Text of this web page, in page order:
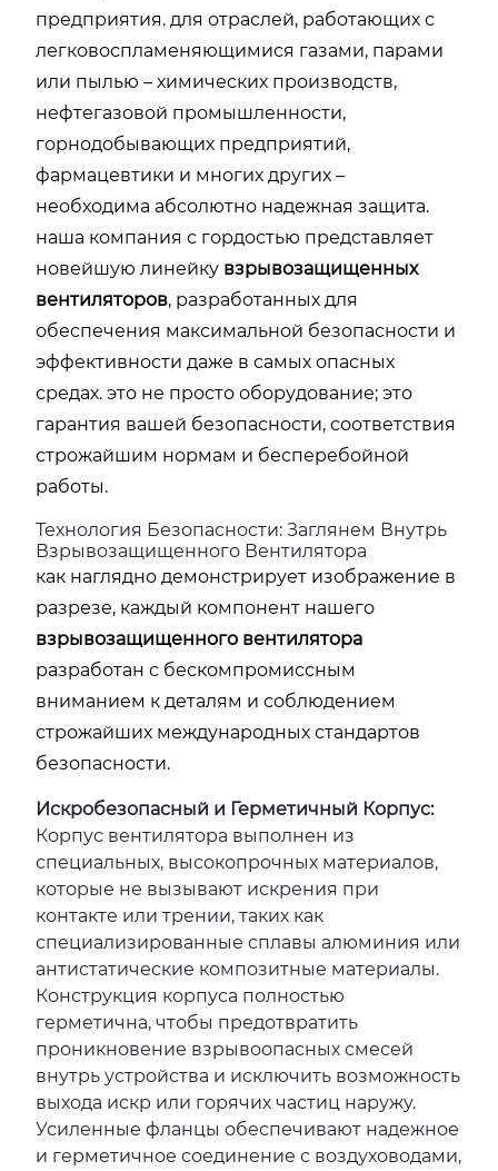
предприятия. для отраслей, работающих с
легковоспламеняющимися газами, парами
или пылью – химических производств,
нефтегазовой промышленности,
горнодобывающих предприятий,
фармацевтики и многих других –
необходима абсолютно надежная защита.
наша компания с гордостью представляет
новейшую линейку взрывозащищенных
вентиляторов, разработанных для
обеспечения максимальной безопасности и
эффективности даже в самых опасных
средах. это не просто оборудование; это
гарантия вашей безопасности, соответствия
строжайшим нормам и бесперебойной
работы.
Технология Безопасности: Заглянем Внутрь
Взрывозащищенного Вентилятора
как наглядно демонстрирует изображение в
разрезе, каждый компонент нашего
взрывозащищенного вентилятора
разработан с бескомпромиссным
вниманием к деталям и соблюдением
строжайших международных стандартов
безопасности.
Искробезопасный и Герметичный Корпус:
Корпус вентилятора выполнен из
специальных, высокопрочных материалов,
которые не вызывают искрения при
контакте или трении, таких как
специализированные сплавы алюминия или
антистатические композитные материалы.
Конструкция корпуса полностью
герметична, чтобы предотвратить
проникновение взрывоопасных смесей
внутрь устройства и исключить возможность
выхода искр или горячих частиц наружу.
Усиленные фланцы обеспечивают надежное
и герметичное соединение с воздуховодами,